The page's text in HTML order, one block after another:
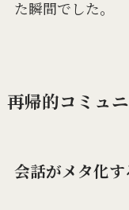
た瞬間でした。
再帰的コミュ
会話がメタ化